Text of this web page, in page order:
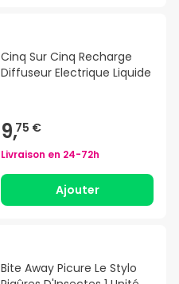
Cinq Sur Cinq Recharge
Diffuseur Electrique Liquide
9,75 €
Livraison en 24-72h
Ajouter
Bite Away Picure Le Stylo